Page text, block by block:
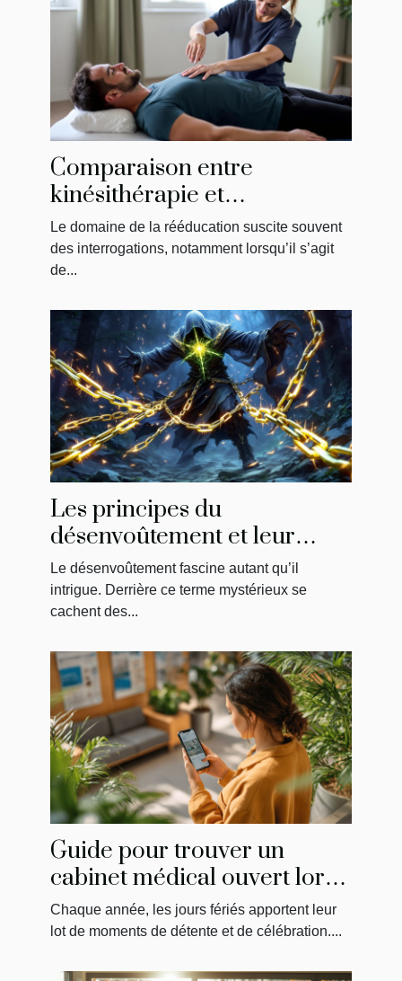
Comparaison entre
kinésithérapie et
physiothérapie : ce qu'il faut
savoir
Le domaine de la rééducation suscite souvent
des interrogations, notamment lorsqu’il s’agit
de...
Les principes du
désenvoûtement et leur
impact sur la libération
énergétique
Le désenvoûtement fascine autant qu’il
intrigue. Derrière ce terme mystérieux se
cachent des...
Guide pour trouver un
cabinet médical ouvert lors
des jours fériés
Chaque année, les jours fériés apportent leur
lot de moments de détente et de célébration....